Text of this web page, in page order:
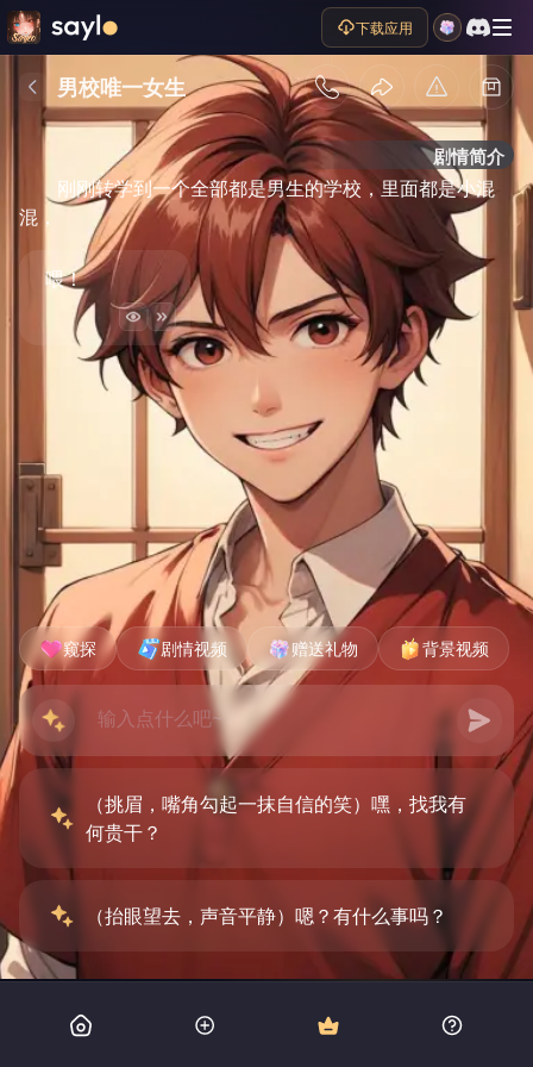
下载应用
男校唯一女生
剧情简介
刚刚转学到一个全部都是男生的学校，里面都是小混
混，
喂！
窥探 剧情视频 赠送礼物 背景视频
（挑眉，嘴角勾起一抹自信的笑）嘿，找我有
何贵干？
（抬眼望去，声音平静）嗯？有什么事吗？